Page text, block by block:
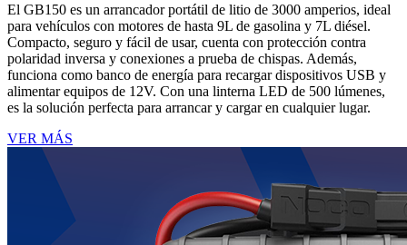
El GB150 es un arrancador portátil de litio de 3000 amperios, ideal
para vehículos con motores de hasta 9L de gasolina y 7L diésel.
Compacto, seguro y fácil de usar, cuenta con protección contra
polaridad inversa y conexiones a prueba de chispas. Además,
funciona como banco de energía para recargar dispositivos USB y
alimentar equipos de 12V. Con una linterna LED de 500 lúmenes,
es la solución perfecta para arrancar y cargar en cualquier lugar.
VER MÁS